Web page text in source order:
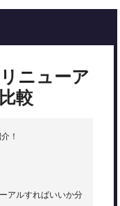
ニューア
較
！
アルすればいいか分